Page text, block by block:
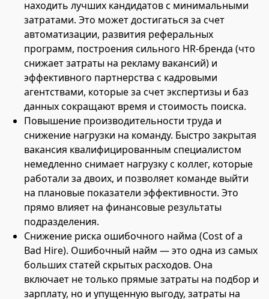
находить лучших кандидатов с минимальными
затратами. Это может достигаться за счет
автоматизации, развития реферальных
программ, построения сильного HR-бренда (что
снижает затраты на рекламу вакансий) и
эффективного партнерства с кадровыми
агентствами, которые за счет экспертизы и баз
данных сокращают время и стоимость поиска.
Повышение производительности труда и
снижение нагрузки на команду. Быстро закрытая
вакансия квалифицированным специалистом
немедленно снимает нагрузку с коллег, которые
работали за двоих, и позволяет команде выйти
на плановые показатели эффективности. Это
прямо влияет на финансовые результаты
подразделения.
Снижение риска ошибочного найма (Cost of a
Bad Hire). Ошибочный найм — это одна из самых
больших статей скрытых расходов. Она
включает не только прямые затраты на подбор и
зарплату, но и упущенную выгоду, затраты на